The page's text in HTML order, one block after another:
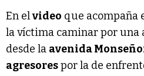
En elvideo que acompaña
la víctima caminar por una
desde la avenida
agresorespor la de